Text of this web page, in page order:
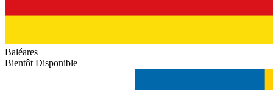
Baléares
Bientôt Disponible